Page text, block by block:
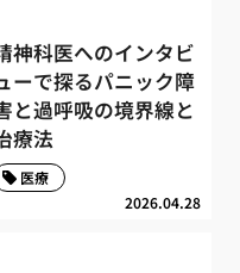
神科医へのインタビ
ーで探るパニック障
と過呼吸の境界線と
療法
2026.04.28
医療